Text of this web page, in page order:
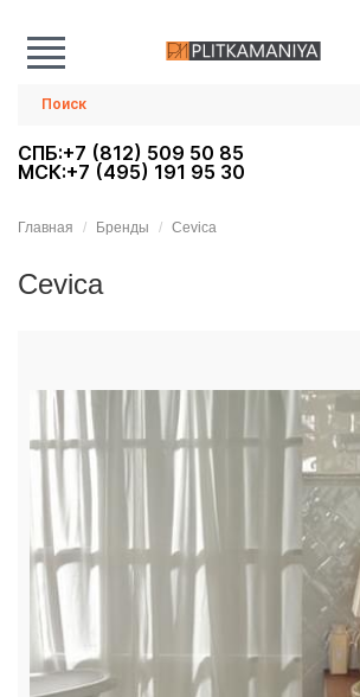
СПБ:+7 (812) 509 50 85
МСК:+7 (495) 191 95 30
Главная Бренды Cevica
Cevica